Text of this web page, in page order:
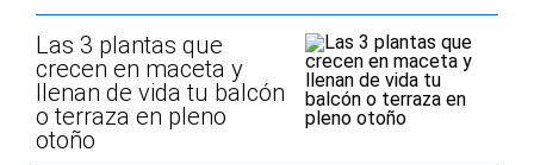
Las 3 plantas que
crecen en maceta y
llenan de vida tu balcón
o terraza en pleno
otoño